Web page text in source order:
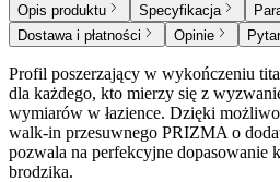
Opis produktu Specyfikacja
Dostawa i płatności
Opinie
Profil poszerzający w wykończeniu
dla każdego, kto mierzy się z
wymiarów w łazience. Dzięki
walk-in przesuwnego PRIZMA o
pozwala na perfekcyjne dopasowanie
brodzika.